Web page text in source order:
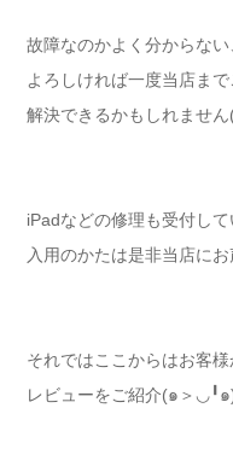
故障なのかよく分からな
よろしければ一度当店ま
解決できるかもしれませ
iPadなどの修理も受付し
入用のかたは是非当店に
それではここからはお客様
レビューをご紹介(๑＞◡╹